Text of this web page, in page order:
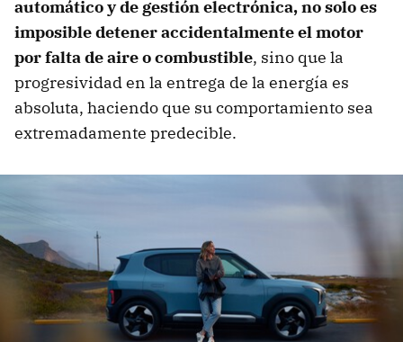
automático y de gestión electrónica, no solo es
imposible detener accidentalmente el motor
por falta de aire o combustible, sino que la
progresividad en la entrega de la energía es
absoluta, haciendo que su comportamiento sea
extremadamente predecible.